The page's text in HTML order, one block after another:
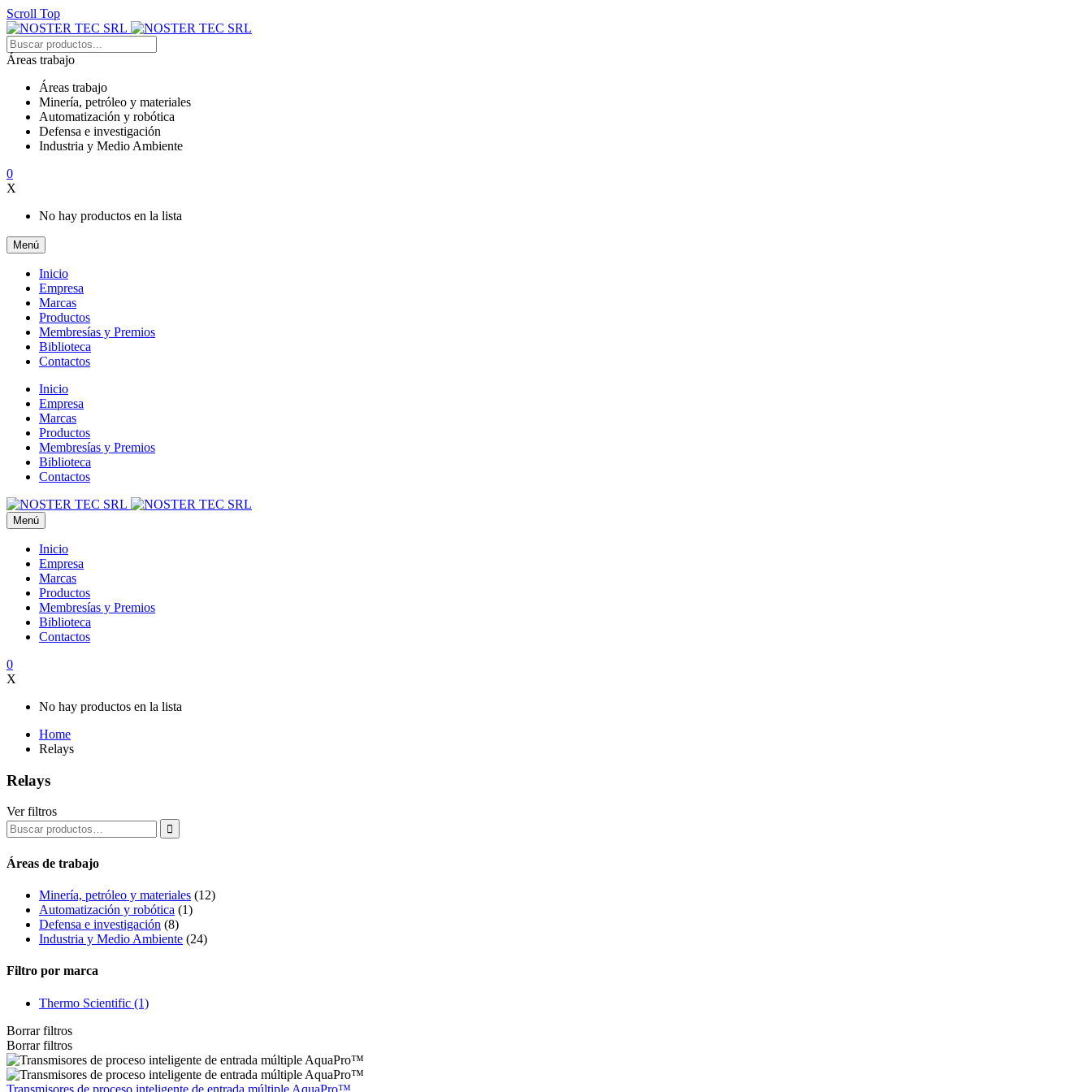
Scroll Top
Áreas trabajo
Áreas trabajo
Minería, petróleo y materiales
Automatización y robótica
Defensa e investigación
Industria y Medio Ambiente
0
X
No hay productos en la lista
Menú
Inicio
Empresa
Marcas
Productos
Membresías y Premios
Biblioteca
Contactos
Inicio
Empresa
Marcas
Productos
Membresías y Premios
Biblioteca
Contactos
Menú
Inicio
Empresa
Marcas
Productos
Membresías y Premios
Biblioteca
Contactos
0
X
No hay productos en la lista
Home
Relays
Relays
Ver filtros

Áreas de trabajo
Minería, petróleo y materiales (12)
Automatización y robótica (1)
Defensa e investigación (8)
Industria y Medio Ambiente (24)
Filtro por marca
Thermo Scientific (1)
Borrar filtros
Borrar filtros
Transmisores de proceso inteligente de entrada múltiple AquaPro™